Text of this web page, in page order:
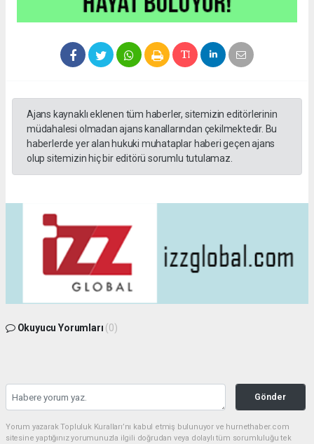
Ajans kaynaklı eklenen tüm haberler, sitemizin editörlerinin
müdahalesi olmadan ajans kanallarından çekilmektedir. Bu
haberlerde yer alan hukuki muhataplar haberi geçen ajans
olup sitemizin hiç bir editörü sorumlu tutulamaz.
Okuyucu Yorumları (0)
Gönder
Yorum yazarak Topluluk Kuralları’nı kabul etmiş bulunuyor ve hurnethaber.com
sitesine yaptığınız yorumunuzla ilgili doğrudan veya dolaylı tüm sorumluluğu tek